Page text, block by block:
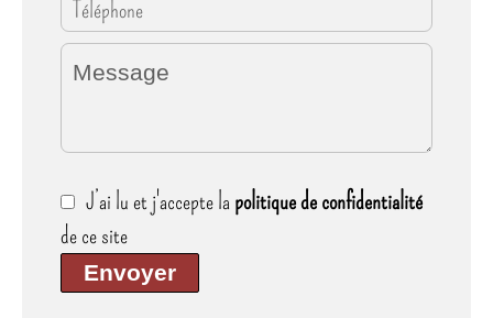
J’ai lu et j'accepte la politique de confidentialité
de ce site
Envoyer